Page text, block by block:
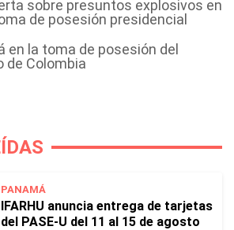
sobre presuntos explosivos en
de posesión presidencial
en la toma de posesión del
de Colombia
PANAMÁ
IFARHU anuncia entrega de tarjetas
del PASE-U del 11 al 15 de agosto